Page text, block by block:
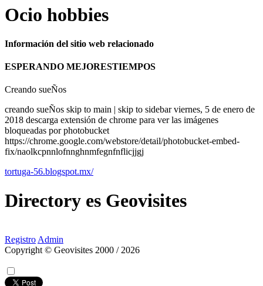
Ocio hobbies
Información del sitio web relacionado
ESPERANDO MEJORESTIEMPOS
Creando sueÑos
creando sueÑos skip to main | skip to sidebar viernes, 5 de enero de
2018 descarga extensión de chrome para ver las imágenes
bloqueadas por photobucket
https://chrome.google.com/webstore/detail/photobucket-embed-
fix/naolkcpnnlofnnghnmfegnfnflicjjgj
tortuga-56.blogspot.mx/
Directory es Geovisites
Registro Admin
Copyright © Geovisites 2000 / 2026